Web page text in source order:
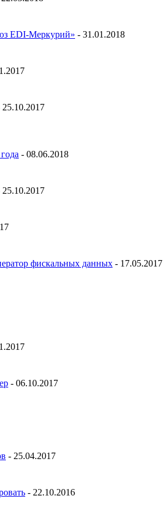
EDI-Меркурий» - 31.01.2018
25.10.2017
- 08.06.2018
25.10.2017
фискальных данных - 17.05.2017
- 06.10.2017
- 25.04.2017
- 22.10.2016